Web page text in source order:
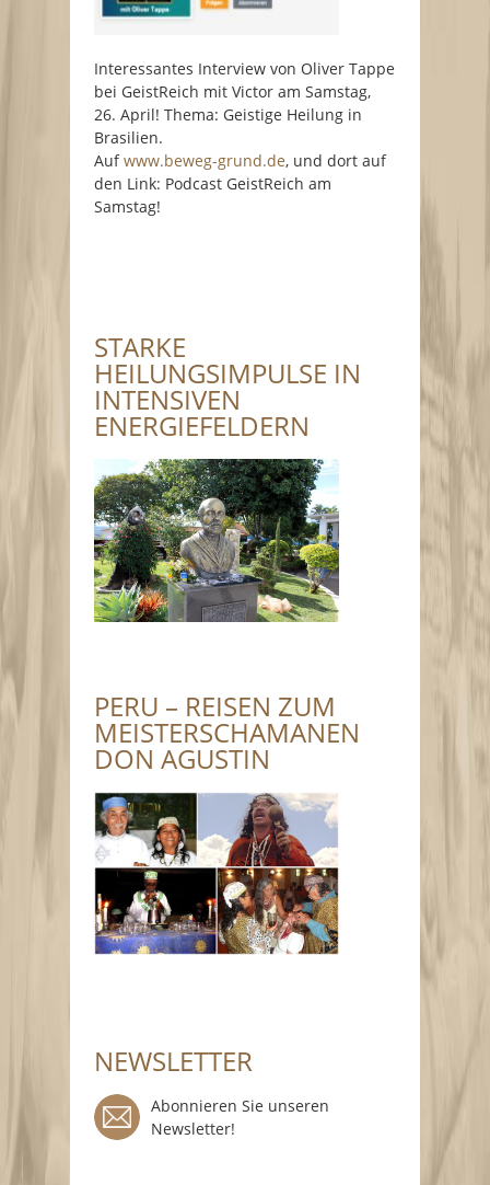
Interessantes Interview von Oliver Tappe
bei GeistReich mit Victor am Samstag,
26. April! Thema: Geistige Heilung in
Brasilien.
Aufwww.beweg-grund.de, und dort auf
den Link: Podcast GeistReich am
Samstag!
STARKE
HEILUNGSIMPULSE IN
INTENSIVEN
ENERGIEFELDERN
PERU – REISEN ZUM
MEISTERSCHAMANEN
DON AGUSTIN
NEWSLETTER
Abonnieren Sie unseren
Newsletter!